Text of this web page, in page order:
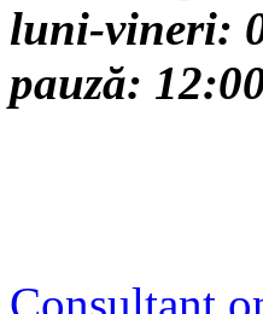
luni-vineri:
pauză:
Consultant